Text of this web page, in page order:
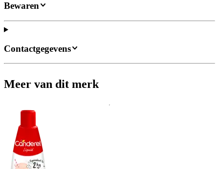
Bewaren
Contactgegevens
Meer van dit merk